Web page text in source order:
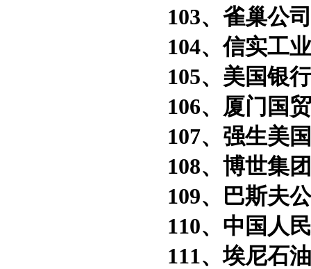
103、雀巢公司
104、信实工业
105、美国银行
106、厦门国贸
107、强生美国
108、博世集团
109、巴斯夫公
110、中国人民
111、埃尼石油